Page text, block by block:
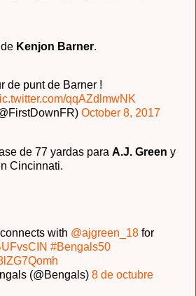
Kenjon Barner.
de punt de Barner !
qqAZdlmwNK
October 8, 2017
de 77 yardas para A.J. Green y
Cincinnati.
connects with @ajgreen_18 for
#Bengals50
(@Bengals) 8 de octubre